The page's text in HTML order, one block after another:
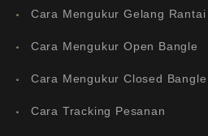
Cara Mengukur Gelang Rantai
Cara Mengukur Open Bangle
Cara Mengukur Closed Bangle
Cara Tracking Pesanan